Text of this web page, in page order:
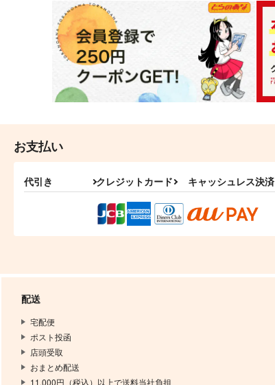
お支払い
代引き クレジットカード キャッシュレス決済
配送
宅配便
ポスト投函
店頭受取
おまとめ配送
11,000円（税込）以上で送料当社負担